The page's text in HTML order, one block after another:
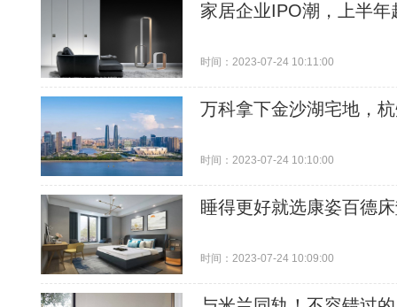
家居企业IPO潮，上半
时间：2023-07-24 10:11:00
万科拿下金沙湖宅地，
时间：2023-07-24 10:10:00
睡得更好就选康姿百德
时间：2023-07-24 10:09:00